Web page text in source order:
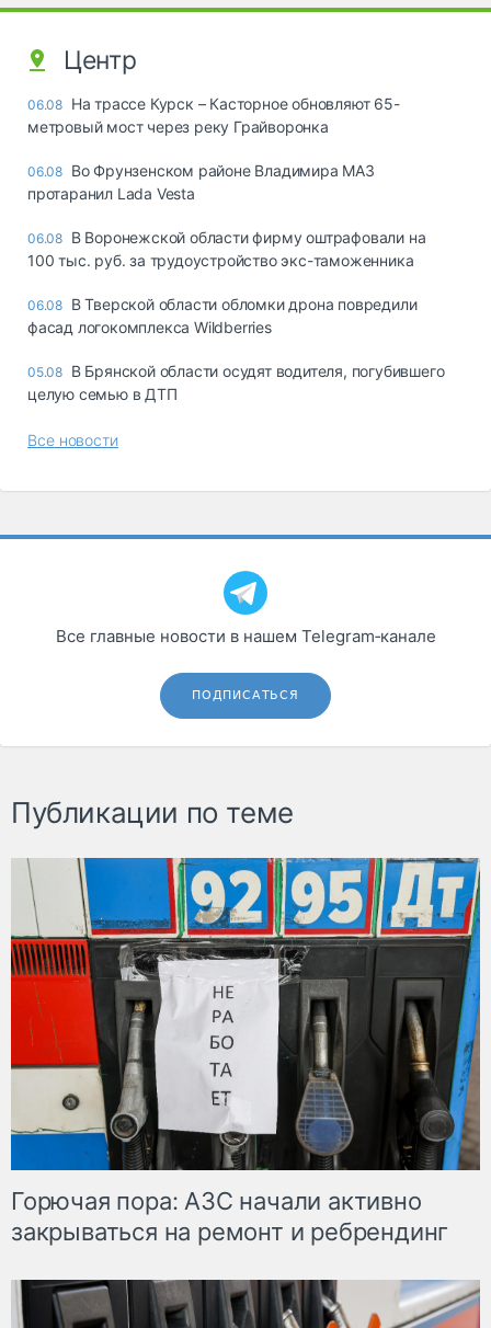
Центр
06.08 На трассе Курск – Касторное обновляют 65-
метровый мост через реку Грайворонка
06.08 Во Фрунзенском районе Владимира МАЗ
протаранил Lada Vesta
06.08 В Воронежской области фирму оштрафовали на
100 тыс. руб. за трудоустройство экс-таможенника
06.08 В Тверской области обломки дрона повредили
фасад логокомплекса Wildberries
05.08 В Брянской области осудят водителя, погубившего
целую семью в ДТП
Все новости
Все главные новости в нашем Telegram‑канале
ПОДПИСАТЬСЯ
Публикации по теме
Горючая пора: АЗС начали активно
закрываться на ремонт и ребрендинг